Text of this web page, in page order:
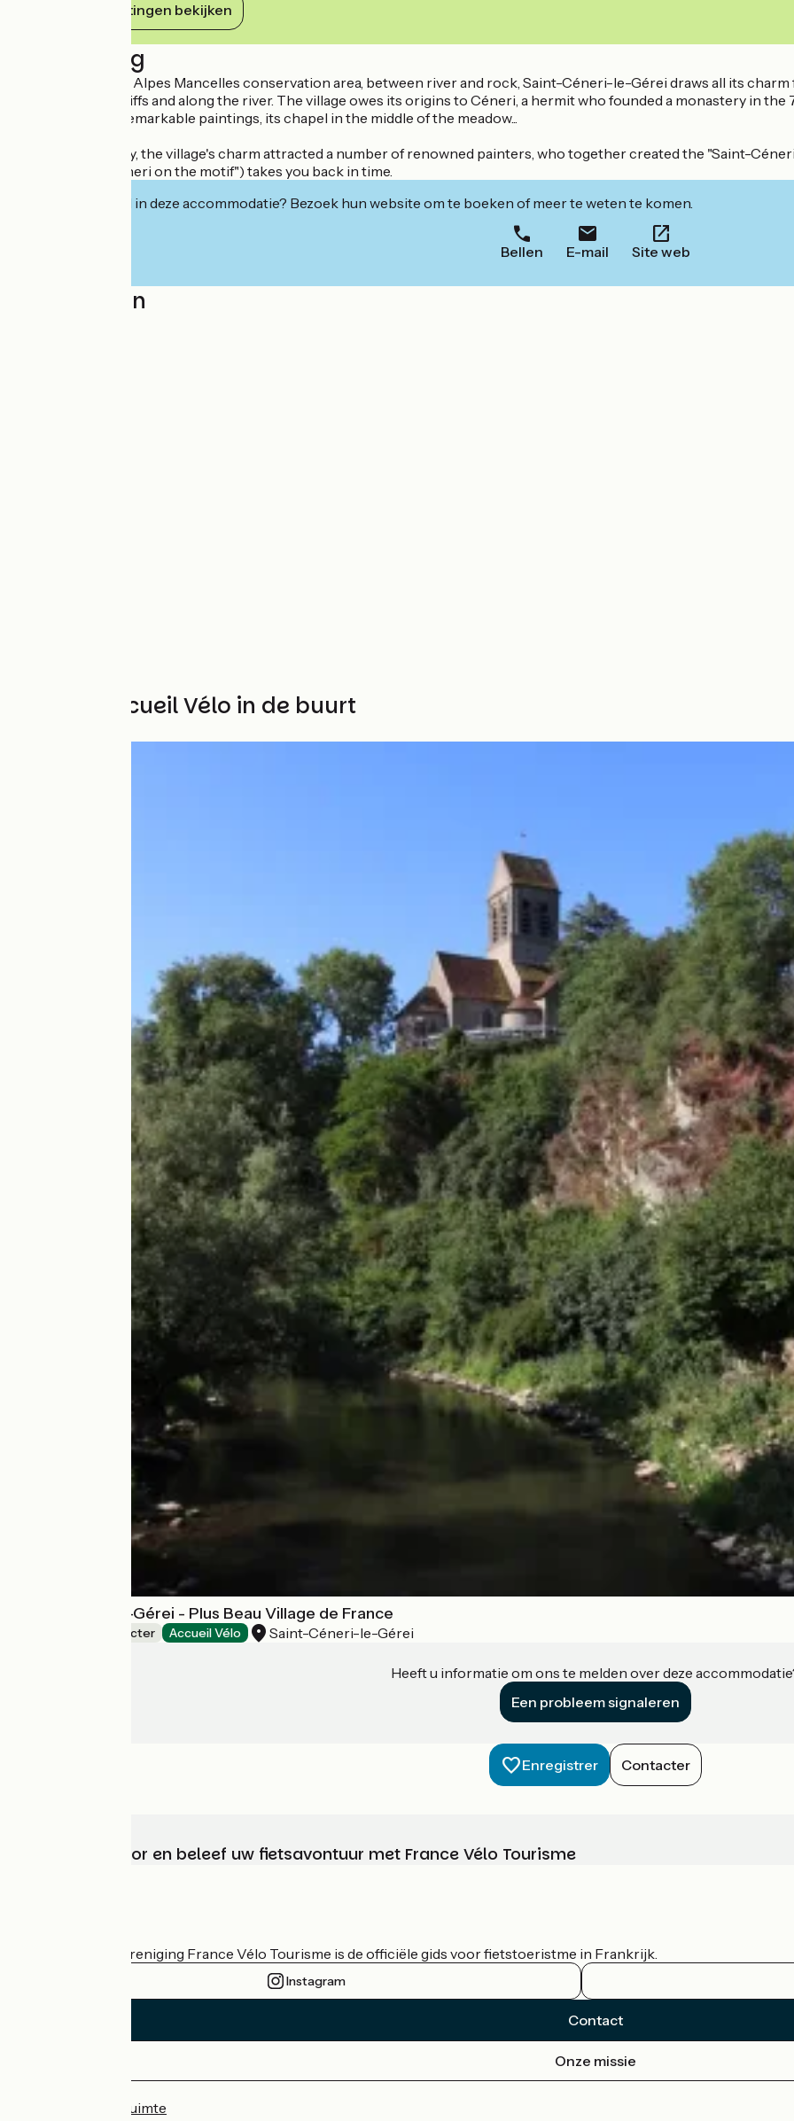
Haar verplichtingen bekijken
Beschrijving
In the heart of the Alpes Mancelles conservation area, between river and rock, Saint-Céneri-le-Gérei draws all its
perched on the cliffs and along the river. The village owes its origins to Céneri, a hermit who founded a monastery in
outcrop with its remarkable paintings, its chapel in the middle of the meadow...
In the 19th century, the village's charm attracted a number of renowned painters, who together created the "Saint-
motif" ("Saint-Céneri on the motif") takes you back in time.
Geïnteresseerd in deze accommodatie? Bezoek hun website om te boeken of meer te weten te komen.
Bellen E-mail Site web
Localisation
Andere Accueil Vélo in de buurt
Saint-Céneri-le-Gérei - Plus Beau Village de France
Villages with character Accueil Vélo Saint-Céneri-le-Gérei
Heeft u informatie om ons te melden over deze
Een probleem signaleren
Enregistrer Contacter
Kies, bereid voor en beleef uw fietsavontuur met France Vélo Tourisme
De nationale vereniging France Vélo Tourisme is de officiële gids voor fietstoeristme in Frankrijk.
Instagram
Contact
Onze missie
Professionele ruimte